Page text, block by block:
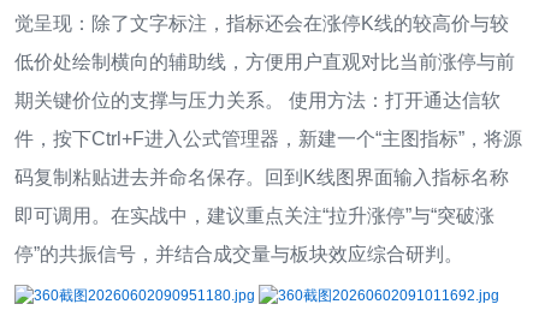
觉呈现：除了文字标注，指标还会在涨停K线的较高价与较
低价处绘制横向的辅助线，方便用户直观对比当前涨停与前
期关键价位的支撑与压力关系。 使用方法：打开通达信软
件，按下Ctrl+F进入公式管理器，新建一个“主图指标”，将源
码复制粘贴进去并命名保存。回到K线图界面输入指标名称
即可调用。在实战中，建议重点关注“拉升涨停”与“突破涨
停”的共振信号，并结合成交量与板块效应综合研判。